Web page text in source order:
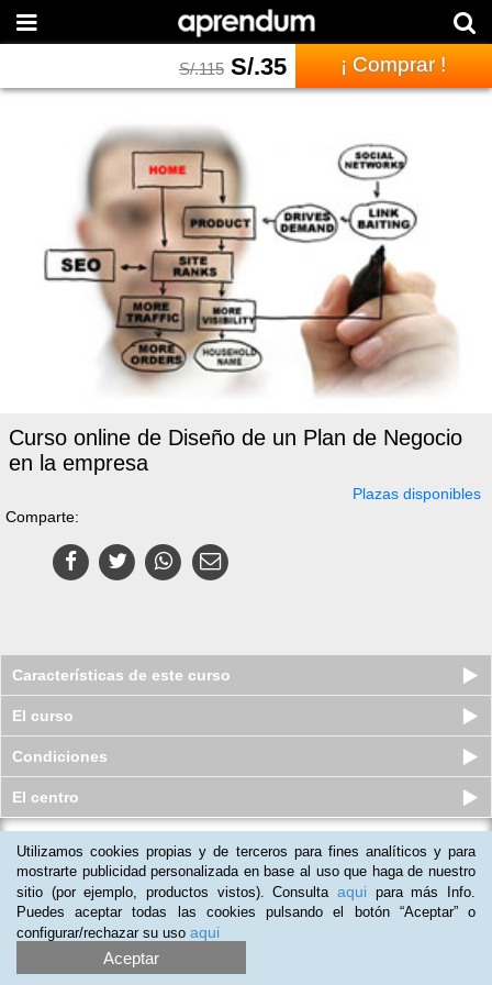
S/.115 S/.35 ¡ Comprar !
Curso online de Diseño de un Plan de Negocio
en la empresa
Plazas disponibles
Comparte:
Características de este curso
El curso
Condiciones
El centro
Pack Técnico en Dirección
Empresarial
Plazas disponibles
S/.310 S/.179
Utilizamos cookies propias y de terceros para fines analíticos y para
mostrarte publicidad personalizada en base al uso que haga de nuestro
sitio (por ejemplo, productos vistos). Consulta aqui para más Info.
Puedes aceptar todas las cookies pulsando el botón “Aceptar” o
configurar/rechazar su uso aqui
Aceptar